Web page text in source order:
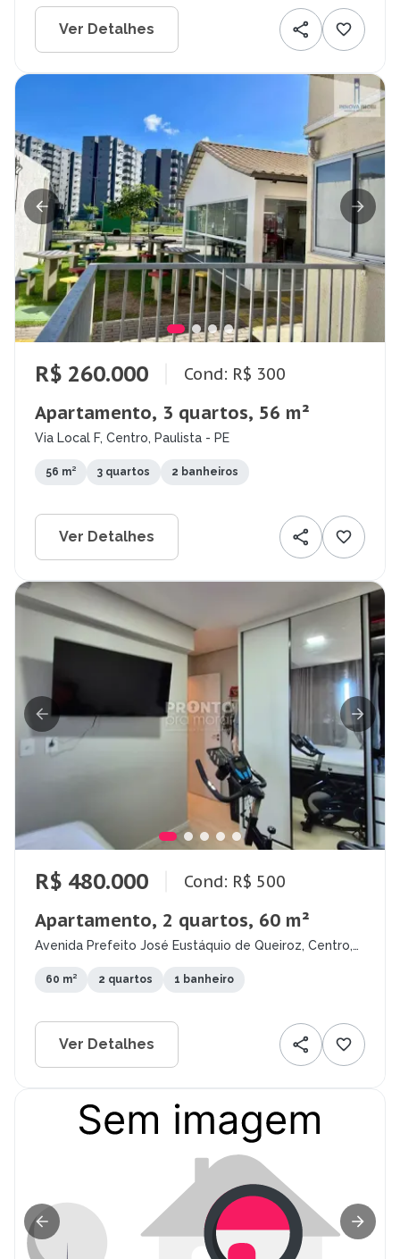
Ver Detalhes
R$ 260.000 Cond: R$ 300
Apartamento, 3 quartos, 56 m²
Via Local F, Centro, Paulista - PE
56 m² 3 quartos 2 banheiros
Ver Detalhes
R$ 480.000 Cond: R$ 500
Apartamento, 2 quartos, 60 m²
Avenida Prefeito José Eustáquio de Queiroz, Centro,
60 m² 2 quartos 1 banheiro
Ver Detalhes